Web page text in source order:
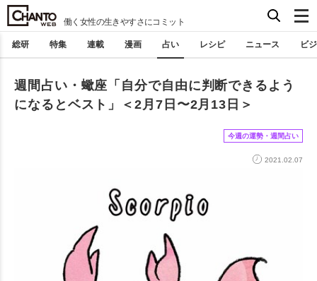
働く女性の生きやすさにコミット
総研 特集 連載 漫画 占い レシピ ニュース ビ
週間占い・蠍座「自分で自由に判断できるよう
になるとベスト」＜2月7日〜2月13日＞
今週の運勢・週間占い
2021.02.07